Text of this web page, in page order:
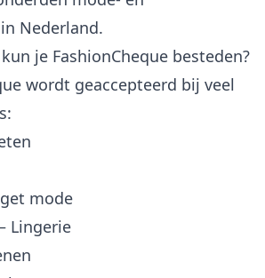
Nederland.
je FashionCheque besteden?
wordt geaccepteerd bij veel
mode
Lingerie